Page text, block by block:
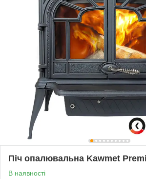
Піч опалювальна Kawmet
В наявності